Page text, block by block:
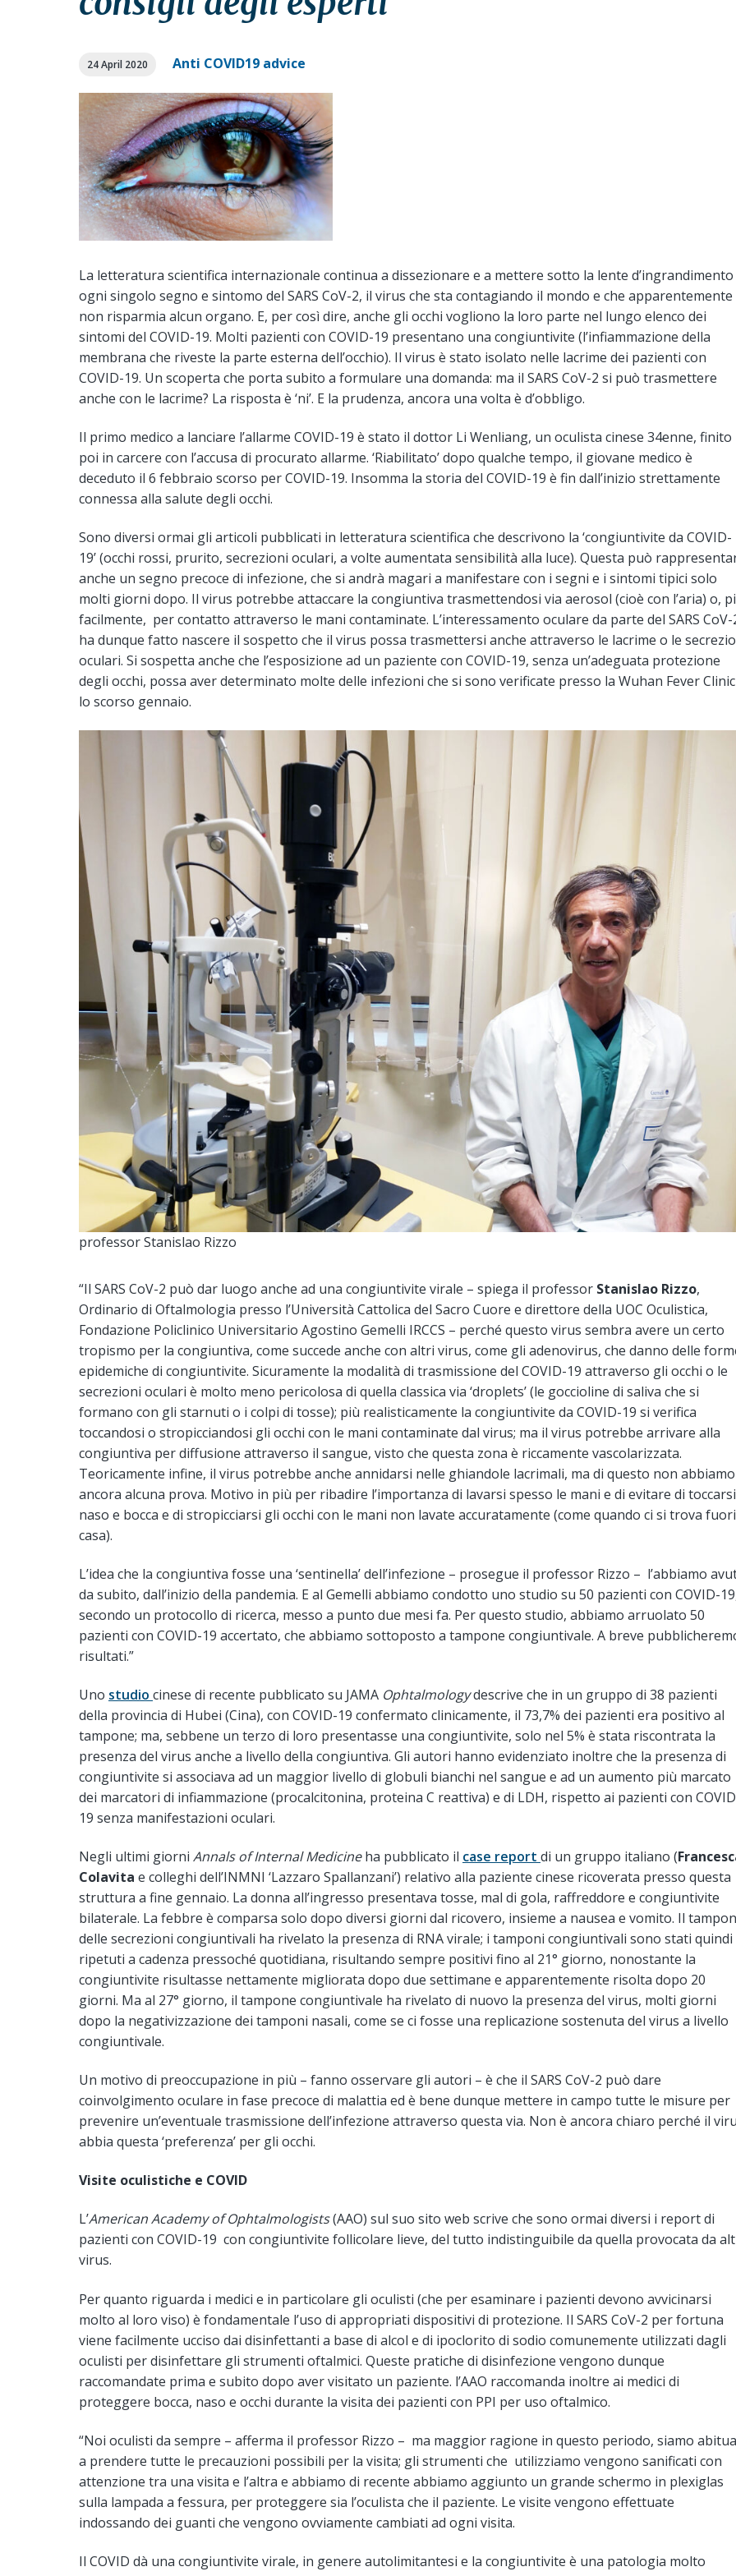
24 April 2020 Anti COVID19 advice
La letteratura scientifica internazionale continua a dissezionare e a mettere sotto la lente d’ingrandimento
ogni singolo segno e sintomo del SARS CoV-2, il virus che sta contagiando il mondo e che apparentemente
non risparmia alcun organo. E, per così dire, anche gli occhi vogliono la loro parte nel lungo elenco dei
sintomi del COVID-19. Molti pazienti con COVID-19 presentano una congiuntivite (l’infiammazione della
membrana che riveste la parte esterna dell’occhio). Il virus è stato isolato nelle lacrime dei pazienti con
COVID-19. Un scoperta che porta subito a formulare una domanda: ma il SARS CoV-2 si può trasmettere
anche con le lacrime? La risposta è ‘ni’. E la prudenza, ancora una volta è d’obbligo.
Il primo medico a lanciare l’allarme COVID-19 è stato il dottor Li Wenliang, un oculista cinese 34enne, finito
poi in carcere con l’accusa di procurato allarme. ‘Riabilitato’ dopo qualche tempo, il giovane medico è
deceduto il 6 febbraio scorso per COVID-19. Insomma la storia del COVID-19 è fin dall’inizio strettamente
connessa alla salute degli occhi.
Sono diversi ormai gli articoli pubblicati in letteratura scientifica che descrivono la ‘congiuntivite da COVID-
19’ (occhi rossi, prurito, secrezioni oculari, a volte aumentata sensibilità alla luce). Questa può
anche un segno precoce di infezione, che si andrà magari a manifestare con i segni e i sintomi tipici solo
molti giorni dopo. Il virus potrebbe attaccare la congiuntiva trasmettendosi via aerosol (cioè con l’aria) o,
facilmente, per contatto attraverso le mani contaminate. L’interessamento oculare da parte del SARS CoV-
ha dunque fatto nascere il sospetto che il virus possa trasmettersi anche attraverso le lacrime o le
oculari. Si sospetta anche che l’esposizione ad un paziente con COVID-19, senza un’adeguata protezione
degli occhi, possa aver determinato molte delle infezioni che si sono verificate presso la Wuhan Fever Clinic
lo scorso gennaio.
professor Stanislao Rizzo
“Il SARS CoV-2 può dar luogo anche ad una congiuntivite virale – spiega il professor Stanislao Rizzo,
Ordinario di Oftalmologia presso l’Università Cattolica del Sacro Cuore e direttore della UOC Oculistica,
Fondazione Policlinico Universitario Agostino Gemelli IRCCS – perché questo virus sembra avere un certo
tropismo per la congiuntiva, come succede anche con altri virus, come gli adenovirus, che danno delle
epidemiche di congiuntivite. Sicuramente la modalità di trasmissione del COVID-19 attraverso gli occhi o le
secrezioni oculari è molto meno pericolosa di quella classica via ‘droplets’ (le goccioline di saliva che si
formano con gli starnuti o i colpi di tosse); più realisticamente la congiuntivite da COVID-19 si verifica
toccandosi o stropicciandosi gli occhi con le mani contaminate dal virus; ma il virus potrebbe arrivare alla
congiuntiva per diffusione attraverso il sangue, visto che questa zona è riccamente vascolarizzata.
Teoricamente infine, il virus potrebbe anche annidarsi nelle ghiandole lacrimali, ma di questo non abbiamo
ancora alcuna prova. Motivo in più per ribadire l’importanza di lavarsi spesso le mani e di evitare di toccarsi
naso e bocca e di stropicciarsi gli occhi con le mani non lavate accuratamente (come quando ci si trova fuori
casa).
L’idea che la congiuntiva fosse una ‘sentinella’ dell’infezione – prosegue il professor Rizzo – l’abbiamo
da subito, dall’inizio della pandemia. E al Gemelli abbiamo condotto uno studio su 50 pazienti con COVID-
secondo un protocollo di ricerca, messo a punto due mesi fa. Per questo studio, abbiamo arruolato 50
pazienti con COVID-19 accertato, che abbiamo sottoposto a tampone congiuntivale. A breve
risultati.”
Uno studio cinese di recente pubblicato su JAMA Ophtalmologydescrive che in un gruppo di 38 pazienti
della provincia di Hubei (Cina), con COVID-19 confermato clinicamente, il 73,7% dei pazienti era positivo al
tampone; ma, sebbene un terzo di loro presentasse una congiuntivite, solo nel 5% è stata riscontrata la
presenza del virus anche a livello della congiuntiva. Gli autori hanno evidenziato inoltre che la presenza di
congiuntivite si associava ad un maggior livello di globuli bianchi nel sangue e ad un aumento più marcato
dei marcatori di infiammazione (procalcitonina, proteina C reattiva) e di LDH, rispetto ai pazienti con
19 senza manifestazioni oculari.
Negli ultimi giorni Annals of Internal Medicineha pubblicato il case report di un gruppo italiano (
Colavita e colleghi dell’INMNI ‘Lazzaro Spallanzani’) relativo alla paziente cinese ricoverata presso questa
struttura a fine gennaio. La donna all’ingresso presentava tosse, mal di gola, raffreddore e congiuntivite
bilaterale. La febbre è comparsa solo dopo diversi giorni dal ricovero, insieme a nausea e vomito. Il
delle secrezioni congiuntivali ha rivelato la presenza di RNA virale; i tamponi congiuntivali sono stati quindi
ripetuti a cadenza pressoché quotidiana, risultando sempre positivi fino al 21° giorno, nonostante la
congiuntivite risultasse nettamente migliorata dopo due settimane e apparentemente risolta dopo 20
giorni. Ma al 27° giorno, il tampone congiuntivale ha rivelato di nuovo la presenza del virus, molti giorni
dopo la negativizzazione dei tamponi nasali, come se ci fosse una replicazione sostenuta del virus a livello
congiuntivale.
Un motivo di preoccupazione in più – fanno osservare gli autori – è che il SARS CoV-2 può dare
coinvolgimento oculare in fase precoce di malattia ed è bene dunque mettere in campo tutte le misure per
prevenire un’eventuale trasmissione dell’infezione attraverso questa via. Non è ancora chiaro perché il
abbia questa ‘preferenza’ per gli occhi.
Visite oculistiche e COVID
L’American Academy of Ophtalmologists(AAO) sul suo sito web scrive che sono ormai diversi i report di
pazienti con COVID-19 con congiuntivite follicolare lieve, del tutto indistinguibile da quella provocata da
virus.
Per quanto riguarda i medici e in particolare gli oculisti (che per esaminare i pazienti devono avvicinarsi
molto al loro viso) è fondamentale l’uso di appropriati dispositivi di protezione. Il SARS CoV-2 per fortuna
viene facilmente ucciso dai disinfettanti a base di alcol e di ipoclorito di sodio comunemente utilizzati dagli
oculisti per disinfettare gli strumenti oftalmici. Queste pratiche di disinfezione vengono dunque
raccomandate prima e subito dopo aver visitato un paziente. l’AAO raccomanda inoltre ai medici di
proteggere bocca, naso e occhi durante la visita dei pazienti con PPI per uso oftalmico.
“Noi oculisti da sempre – afferma il professor Rizzo – ma maggior ragione in questo periodo, siamo
a prendere tutte le precauzioni possibili per la visita; gli strumenti che utilizziamo vengono sanificati con
attenzione tra una visita e l’altra e abbiamo di recente abbiamo aggiunto un grande schermo in plexiglas
sulla lampada a fessura, per proteggere sia l’oculista che il paziente. Le visite vengono effettuate
indossando dei guanti che vengono ovviamente cambiati ad ogni visita.
Il COVID dà una congiuntivite virale, in genere autolimitantesi e la congiuntivite è una patologia molto